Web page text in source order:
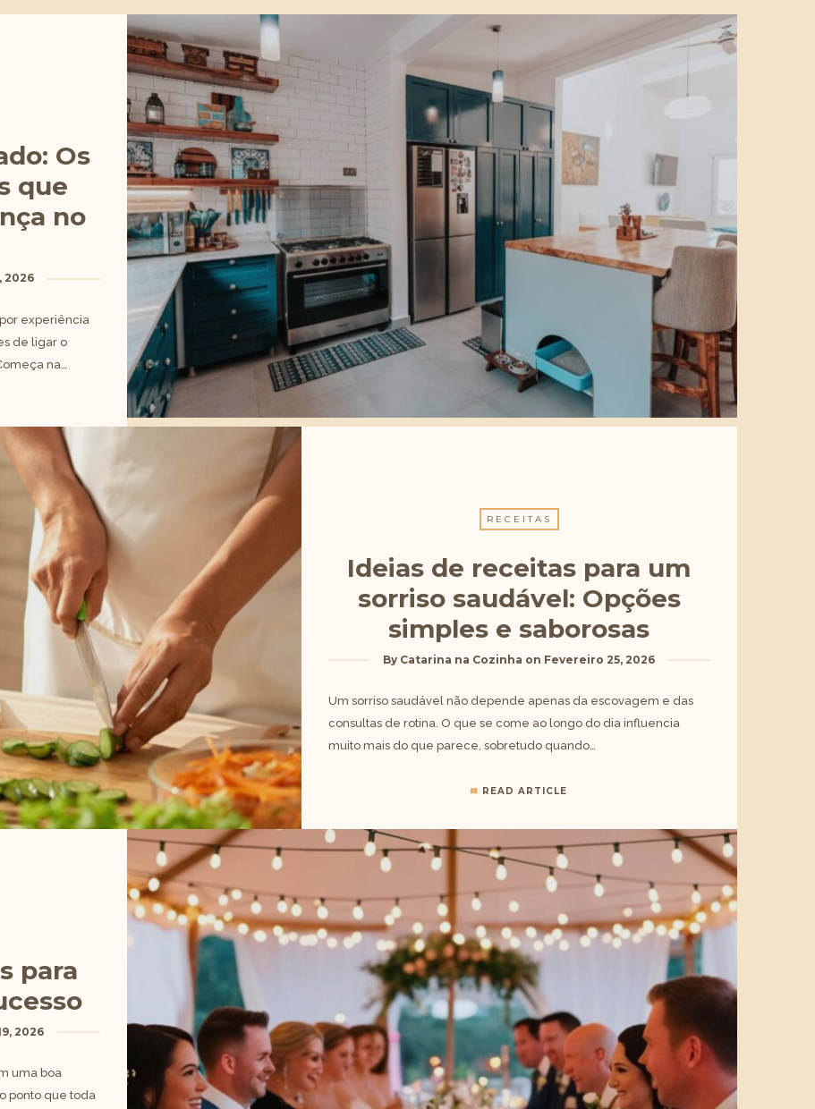
Os
que
no
2026
experiência
de ligar o
na…
RECEITAS
Ideias de receitas para um
sorriso saudável: Opções
simples e saborosas
By Catarina na Cozinha on Fevereiro 25, 2026
Um sorriso saudável não depende apenas da escovagem e das
consultas de rotina. O que se come ao longo do dia influencia
muito mais do que parece, sobretudo quando…
READ ARTICLE
para
2026
uma boa
ponto que toda